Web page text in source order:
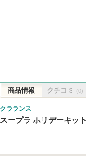
商品情報 クチコミ (0)
クラランス
スープラ ホリデーキット